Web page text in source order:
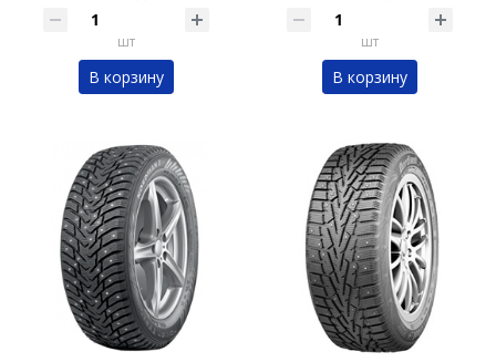
шт
В корзину
шт
В корзину